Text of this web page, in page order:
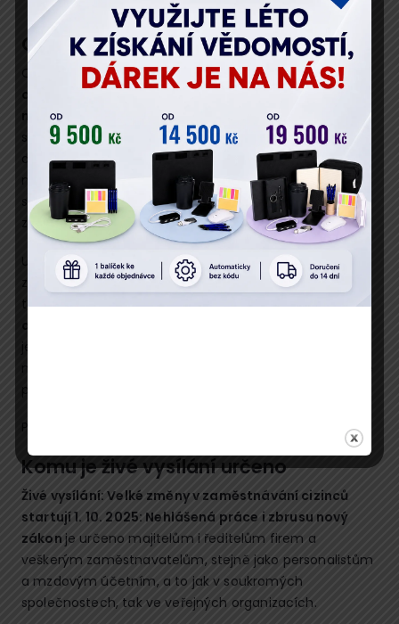
Cíl živého vysílání
Cílem živého vysílání:Velké změny v zaměstnávání
cizinců startují 1. 10. 2025: Nehlášená práce i zbrusu
nový zákon
je srozumitelně a komplexně vás seznámit
povinnostmi zaměstnavatelevůči úřadu práce a
dalším institucím, a předejít tak sankcím za jejich
nedodržení. Po absolvování tohoto školení vaše
společnost bez problémů splní veškeré povinnosti při
zaměstnávání cizinců, a vyvaruje se tak riziku sankcí.
Ukážeme si, jaké předpisy je nutné dodržovat při
zaměstnávání nejen občanů EU, ale i cizinců z tzv.
třetích zemí. Zaměříme se napracovněprávní
Komu je živé vysílání určeno
Živé vysílání: Velké změny v zaměstnávání cizinců
startují 1. 10. 2025: Nehlášená práce i zbrusu nový
zákon je určeno majitelům i ředitelům firem a
veškerým zaměstnavatelům, stejně jako personalistům
a mzdovým účetním, a to jak v soukromých
společnostech, tak ve veřejných organizacích.